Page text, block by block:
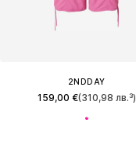
2NDDAY
159,00 €(310,98 лв.³)